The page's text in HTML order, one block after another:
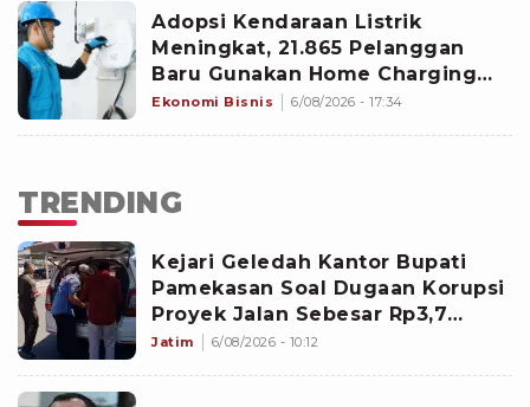
Adopsi Kendaraan Listrik
Meningkat, 21.865 Pelanggan
Baru Gunakan Home Charging
Services PLN pada Semester I
Ekonomi Bisnis 6/08/2026 - 17:34
TRENDING
Kejari Geledah Kantor Bupati
Pamekasan Soal Dugaan Korupsi
Proyek Jalan Sebesar Rp3,7
Milliar
Jatim 6/08/2026 - 10:12